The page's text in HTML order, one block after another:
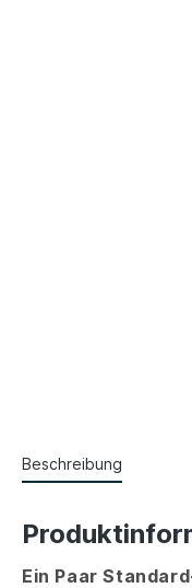
Beschreibung
Ein Paar